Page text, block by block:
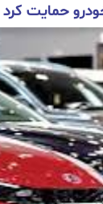
حمایت کرد